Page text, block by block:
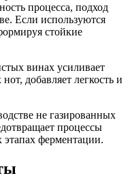
процесса, подход
Если используются
стойкие
винах усиливает
добавляет легкость и
не газированных
процессы
ферментации.